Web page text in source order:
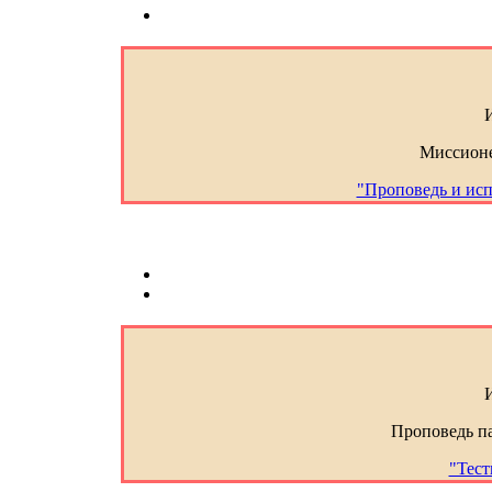
"Проповедь и
Проповедь